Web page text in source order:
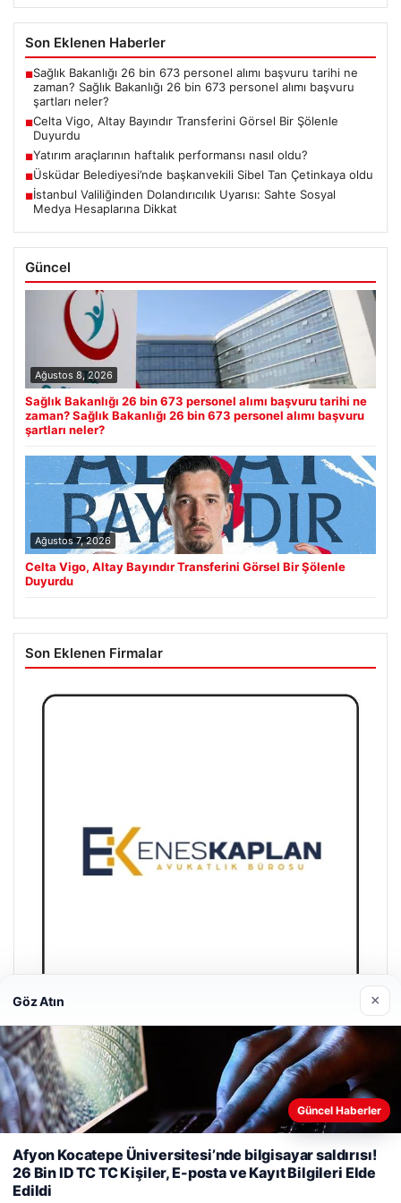
Son Eklenen Haberler
■Sağlık Bakanlığı 26 bin 673 personel alımı başvuru tarihi ne
zaman? Sağlık Bakanlığı 26 bin 673 personel alımı başvuru
şartları neler?
■Celta Vigo, Altay Bayındır Transferini Görsel Bir Şölenle
Duyurdu
■Yatırım araçlarının haftalık performansı nasıl oldu?
■Üsküdar Belediyesi’nde başkanvekili Sibel Tan Çetinkaya oldu
■İstanbul Valiliğinden Dolandırıcılık Uyarısı: Sahte Sosyal
Medya Hesaplarına Dikkat
Güncel
Ağustos 8, 2026
Sağlık Bakanlığı 26 bin 673 personel alımı başvuru tarihi ne
zaman? Sağlık Bakanlığı 26 bin 673 personel alımı başvuru
şartları neler?
Ağustos 7, 2026
Celta Vigo, Altay Bayındır Transferini Görsel Bir Şölenle
Duyurdu
Son Eklenen Firmalar
Enes Kaplan Avukatlık Bürosu
Nisan 28, 2026
deneyiminizi kişiselleştirmek ve geliştirmek amacıyla çerezler
kullanıyoruz.Çerez Politikamız
Göz Atın ×
Güncel Haberler
Afyon Kocatepe Üniversitesi’nde bilgisayar saldırısı!
26 Bin ID TC TC Kişiler, E-posta ve Kayıt Bilgileri Elde
Edildi